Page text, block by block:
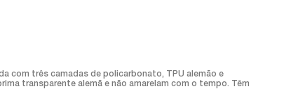
com três camadas de policarbonato, TPU alemão e
transparente alemã e não amarelam com o tempo. Têm